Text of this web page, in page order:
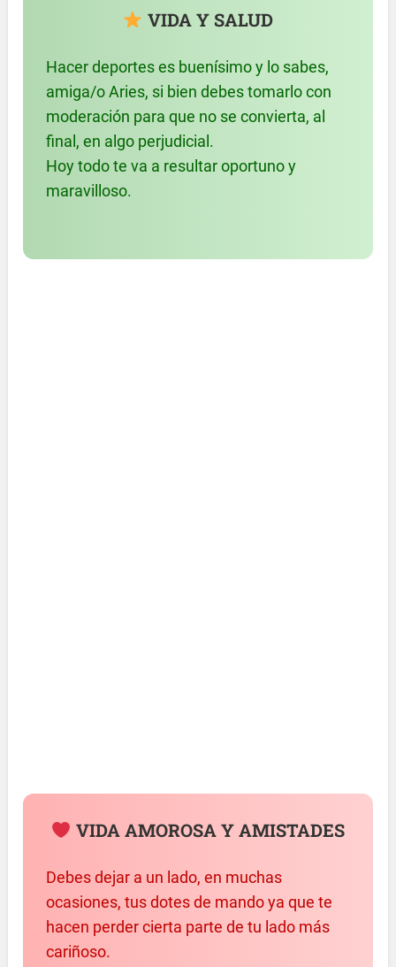
VIDA Y SALUD
Hacer deportes es buenísimo y lo sabes,
amiga/o Aries, si bien debes tomarlo con
moderación para que no se convierta, al
final, en algo perjudicial.
Hoy todo te va a resultar oportuno y
maravilloso.
VIDA AMOROSA Y AMISTADES
Debes dejar a un lado, en muchas
ocasiones, tus dotes de mando ya que te
hacen perder cierta parte de tu lado más
cariñoso.